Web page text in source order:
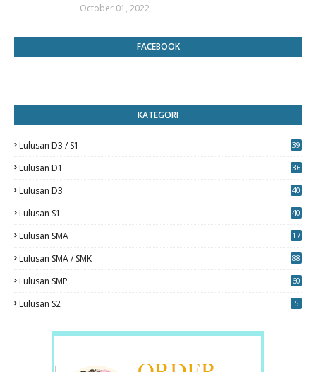
October 01, 2022
FACEBOOK
KATEGORI
Lulusan D3 / S1
39
Lulusan D1 36
Lulusan D3
40
Lulusan S1
40
Lulusan SMA 17
Lulusan SMA / SMK
88
Lulusan SMP 60
Lulusan S2 5